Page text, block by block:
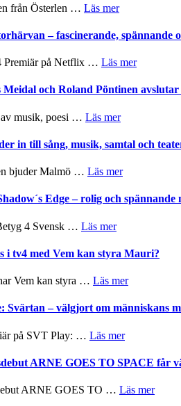
–
humoristisk
hjärtevarm
kompott
från Österlen … Läs merom
Sweden
Jazz
2026
–
I
bortom
vidsträckta
– fascinerande, spännande
Premiär på Netflix … Läs merom
ger
på
och Roland Pöntinen
musik, poesi … Läs merom
Endre,
och
Pöntinen
Artipelag
in till sång, musik, samtal och
bjuder Malmö … Läs merom
bjuder
in
samtal
teater
Edge – rolig och
4 Svensk … Läs merom
The
Edge
rolig
spännande
en
Chan
i tv4 med Vem kan styra Mauri?
Vem kan styra … Läs merom
börjar
med
kan
Svärtan – välgjort om människans
på SVT Play: … Läs merom
av
serie:
Svärtan
ARNE GOES TO SPACE får
ARNE GOES TO … Läs merom